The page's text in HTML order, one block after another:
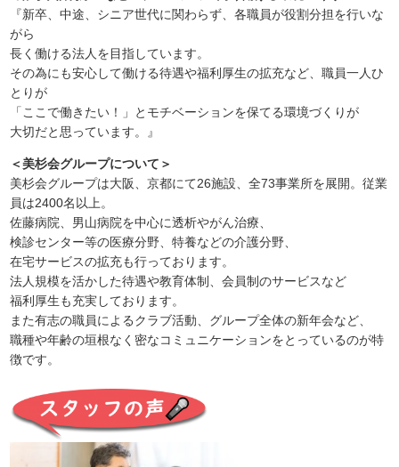
『新卒、中途、シニア世代に関わらず、各職員が役割分担を行いな
がら
長く働ける法人を目指しています。
その為にも安心して働ける待遇や福利厚生の拡充など、職員一人ひ
とりが
「ここで働きたい！」とモチベーションを保てる環境づくりが
大切だと思っています。』
＜美杉会グループについて＞
美杉会グループは大阪、京都にて26施設、全73事業所を展開。従業
員は2400名以上。
佐藤病院、男山病院を中心に透析やがん治療、
検診センター等の医療分野、特養などの介護分野、
在宅サービスの拡充も行っております。
法人規模を活かした待遇や教育体制、会員制のサービスなど
福利厚生も充実しております。
また有志の職員によるクラブ活動、グループ全体の新年会など、
職種や年齢の垣根なく密なコミュニケーションをとっているのが特
徴です。